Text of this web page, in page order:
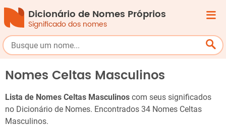
Dicionário de Nomes Próprios
Significado dos nomes
Nomes Celtas Masculinos
Lista de Nomes Celtas Masculinos com seus significados
no Dicionário de Nomes. Encontrados 34 Nomes Celtas
Masculinos.